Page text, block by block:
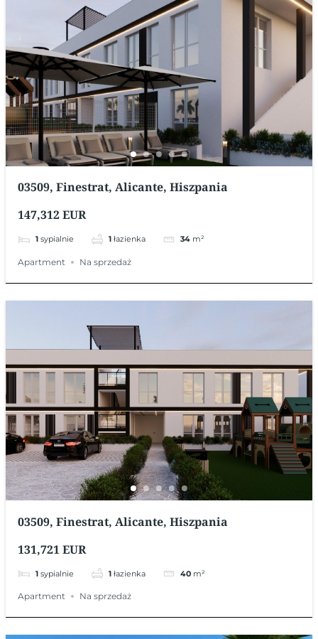
03509, Finestrat, Alicante, Hiszpania
147,312 EUR
1 sypialnie 1 łazienka 34 m²
Apartment Na sprzedaż
03509, Finestrat, Alicante, Hiszpania
131,721 EUR
1 sypialnie 1 łazienka 40 m²
Apartment Na sprzedaż